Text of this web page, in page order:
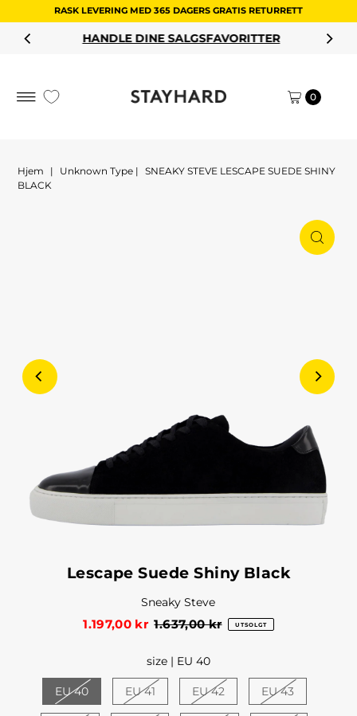
RASK LEVERING MED 365 DAGERS GRATIS RETURRETT
HANDLE DINE SALGSFAVORITTER
0
Hjem | Unknown Type |
SNEAKY STEVE LESCAPE SUEDE SHINY
BLACK
Lescape Suede Shiny Black
Sneaky Steve
1.197,00 kr 1.637,00 kr UTSOLGT
size | EU 40
EU 40 EU 41 EU 42 EU 43